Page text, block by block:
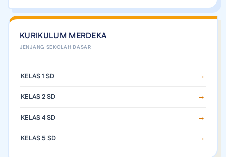
KURIKULUM MERDEKA
KELAS 1 SD
KELAS 2 SD
KELAS 4 SD
KELAS 5 SD